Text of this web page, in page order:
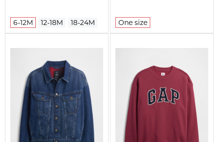
6-12M 12-18M 18-24М One size